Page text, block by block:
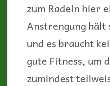
zum Radeln hier
Anstrengung hält
und es braucht
gute Fitness, um
zumindest